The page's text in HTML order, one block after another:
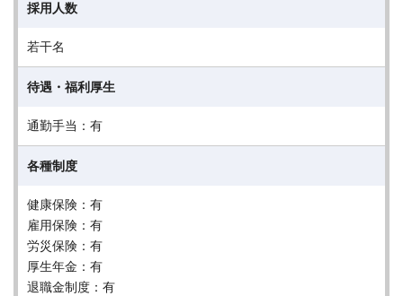
採用人数
若干名
待遇・福利厚生
通勤手当：有
各種制度
健康保険：有
雇用保険：有
労災保険：有
厚生年金：有
退職金制度：有